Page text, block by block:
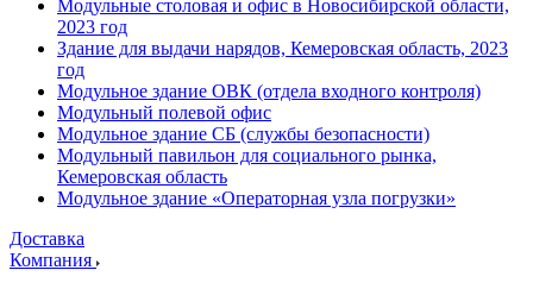
Модульные столовая и офис в Новосибирской области,
2023 год
Здание для выдачи нарядов, Кемеровская область, 2023
год
Модульное здание ОВК (отдела входного контроля)
Модульный полевой офис
Модульное здание СБ (службы безопасности)
Модульный павильон для социального рынка,
Кемеровская область
Модульное здание «Операторная узла погрузки»
Доставка
Компания